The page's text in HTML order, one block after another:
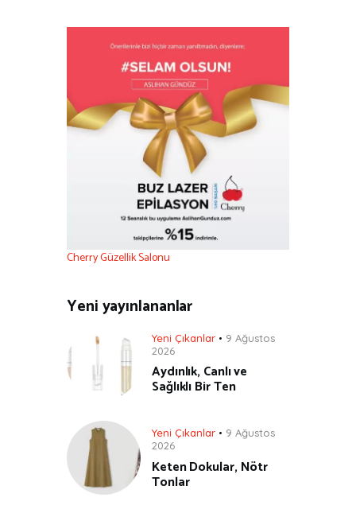
Cherry Güzellik Salonu
Yeni yayınlananlar
Yeni Çıkanlar
9 Ağustos
2026
Aydınlık, Canlı ve
Sağlıklı Bir Ten
Yeni Çıkanlar
9 Ağustos
2026
Keten Dokular, Nötr
Tonlar